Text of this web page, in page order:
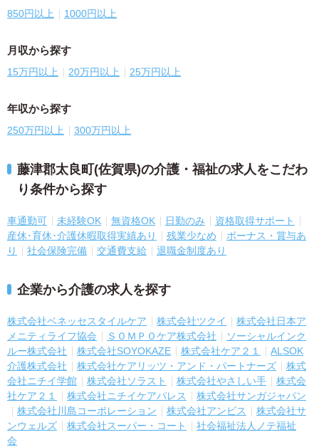
850円以上 1000円以上
月収から探す
15万円以上 20万円以上 25万円以上
年収から探す
250万円以上 300万円以上
藤津郡太良町(佐賀県)の介護・福祉の求人をこだわ
り条件から探す
車通勤可 未経験OK 無資格OK 日勤のみ
資格取得サポート
産休･育休･介護休暇取得実績あり
残業少なめ
ボーナス・賞与あ
り
社会保険完備 交通費支給 退職金制度あり
企業から介護の求人を探す
株式会社ベネッセスタイルケア 株式会社ツクイ
株式会社日本ア
メニティライフ協会
ＳＯＭＰＯケア株式会社
ソーシャルインク
ルー株式会社
株式会社SOYOKAZE 株式会社ケア２１
ALSOK
介護株式会社
株式会社ケアリッツ・アンド・パートナーズ
株式
会社ニチイ学館
株式会社ソラスト 株式会社やさしい手
株式会
社ケア２１
株式会社ニチイケアパレス
株式会社サンガジャパン
株式会社川島コーポレーション
株式会社アンビス
株式会社サ
ンウェルズ
株式会社スーパー・コート
社会福祉法人ノテ福祉
会